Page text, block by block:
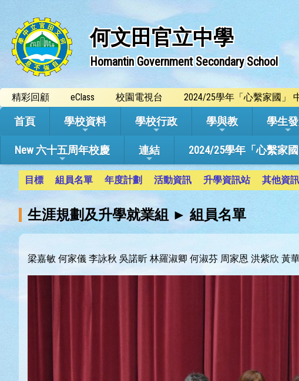
何文田官立中學
Homantin Government Secondary School
精彩回顧 eClass 校園電視台 2024/25學年「心繫家國」
首頁 學校資料 學校行政 學與教 學生
New 六十五周年校慶 連結 2024/25學年「心繫家
目標 組員名單 年度計劃 活動資訊 升學資訊站 其他資訊
生涯規劃及升學就業組 ► 組員名單
梁嘉敏 何家儀 李詠秋 吳諾昕 林羅淑卿 何淑芬 周家恩 洪紫欣 黃